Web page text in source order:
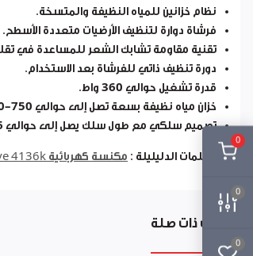
0
0
0
نظام خزانين للمياه النظيفة والمتسخة.
فرشاة دوارة لتنظيف الأرضيات متعددة الأسطح.
تقنية مقاومة تشابك الشعر للمساعدة في
دورة تنظيف ذاتي للفرشاة بعد الاستخدام.
قدرة تشغيل حوالي 360 واط
.
خزان مياه نظيفة بسعة تصل إلى حوالي 750–800 مل
تصميم سلكي مع طول سلك يصل إلى حوالي
الكلمات الدليليلة : مكنسة كهربائية Bissell crosswave 4136k
منتجات ذات صلة